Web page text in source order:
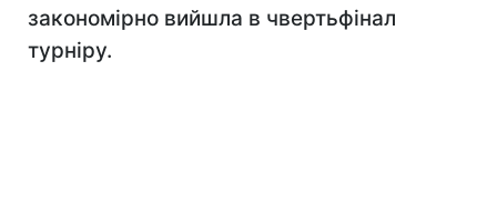
закономірно вийшла в чвертьфінал
турніру.